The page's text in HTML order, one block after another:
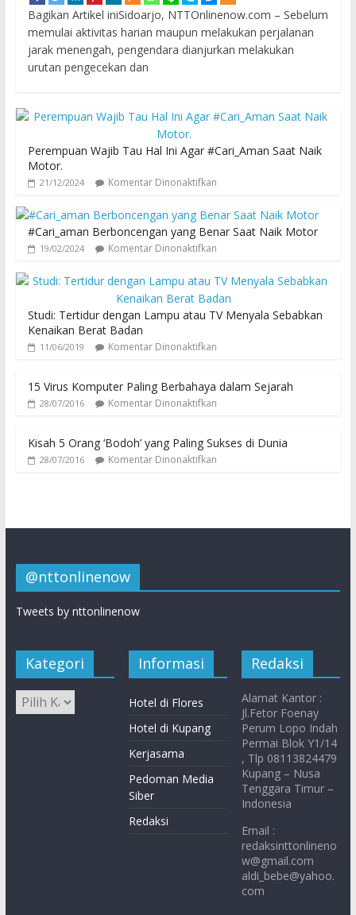
Bagikan Artikel iniSidoarjo, NTTOnlinenow.com – Sebelum
memulai aktivitas harian maupun melakukan perjalanan
jarak menengah, pengendara dianjurkan melakukan
urutan pengecekan dan
Perempuan Wajib Tau Hal Ini Agar #Cari_Aman Saat Naik
Motor.
21/12/2024 Komentar Dinonaktifkan
#Cari_aman Berboncengan yang Benar Saat Naik Motor
19/02/2024 Komentar Dinonaktifkan
Studi: Tertidur dengan Lampu atau TV Menyala Sebabkan
Kenaikan Berat Badan
11/06/2019 Komentar Dinonaktifkan
15 Virus Komputer Paling Berbahaya dalam Sejarah
28/07/2016 Komentar Dinonaktifkan
Kisah 5 Orang ‘Bodoh’ yang Paling Sukses di Dunia
28/07/2016 Komentar Dinonaktifkan
@nttonlinenow
Tweets by nttonlinenow
Kategori Informasi
Hotel di Flores
Hotel di Kupang
Kerjasama
Pedoman Media
Siber
Redaksi
Redaksi
Alamat Kantor :
Jl.Fetor Foenay
Perum Lopo Indah
Permai Blok Y1/14
, Tlp 08113824479
Kupang – Nusa
Tenggara Timur –
Indonesia
Email :
redaksinttonlineno
w@gmail.com
aldi_bebe@yahoo.
com